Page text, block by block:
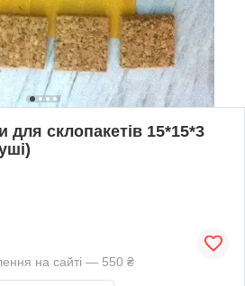
для склопакетів 15*15*3
на сайті — 550 ₴